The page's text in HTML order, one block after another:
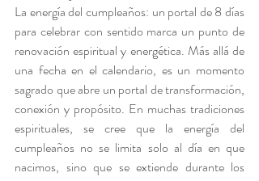
La energía del cumpleaños: un portal de 8 días
para celebrar con sentido marca un punto de
renovación espiritual y energética. Más allá de
una fecha en el calendario, es un momento
sagrado que abre un portal de transformación,
conexión y propósito. En muchas tradiciones
espirituales, se cree que la energía del
cumpleaños no se limita solo al día en que
nacimos, sino que se extiende durante los